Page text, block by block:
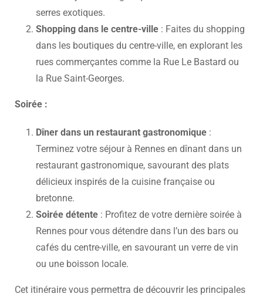
serres exotiques.
Shopping dans le centre-ville : Faites du shopping
dans les boutiques du centre-ville, en explorant les
rues commerçantes comme la Rue Le Bastard ou
la Rue Saint-Georges.
Soirée :
Dîner dans un restaurant gastronomique :
Terminez votre séjour à Rennes en dînant dans un
restaurant gastronomique, savourant des plats
délicieux inspirés de la cuisine française ou
bretonne.
Soirée détente : Profitez de votre dernière soirée à
Rennes pour vous détendre dans l’un des bars ou
cafés du centre-ville, en savourant un verre de vin
ou une boisson locale.
Cet itinéraire vous permettra de découvrir les principales